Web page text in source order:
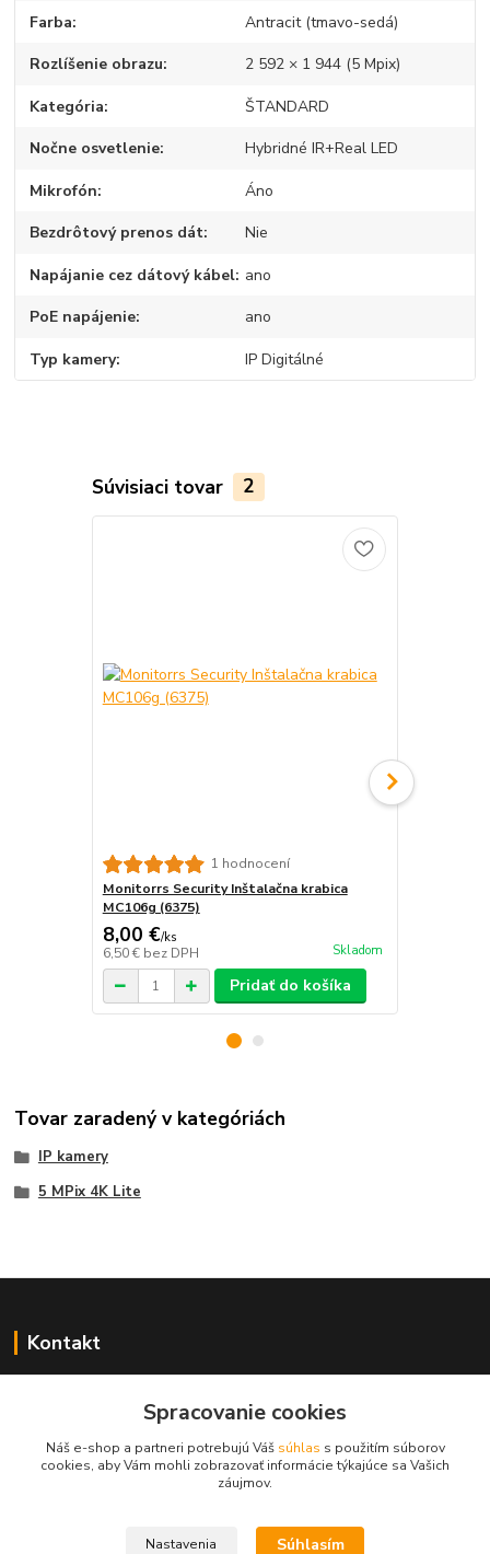
Farba Antracit (tmavo-sedá)
Rozlíšenie obrazu 2 592 × 1 944 (5 Mpix)
Kategória ŠTANDARD
Nočne osvetlenie Hybridné IR+Real LED
Mikrofón Áno
Bezdrôtový prenos dát Nie
Napájanie cez dátový kábel ano
PoE napájenie ano
Typ kamery IP Digitálné
Súvisiaci tovar 2
Monitorrs Security Inštalačna krabica
MC106g (6375)
8,00 €/ks
6,50 € bez DPH Skladom
1 hodnocení
Pridať do košíka
Tovar zaradený v kategóriách
IP kamery
5 MPix 4K Lite
Kontakt
+421 917 869 471, +421 917 817 905
info@monitorrs.com
Spracovanie cookies
Náš e-shop a partneri potrebujú Váš súhlas s použitím súborov
cookies, aby Vám mohli zobrazovať informácie týkajúce sa Vašich
záujmov.
Nastavenia Súhlasím